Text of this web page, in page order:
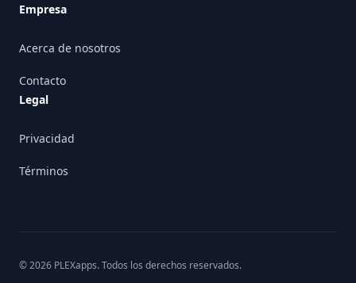
Empresa
Acerca de nosotros
Contacto
Legal
Privacidad
Términos
©2026 PLEXapps. Todos los derechos reservados.